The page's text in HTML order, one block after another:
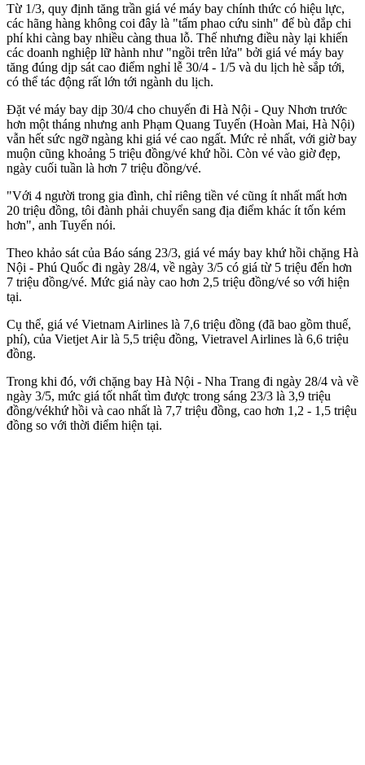
Từ 1/3, quy định tăng trần giá vé máy bay chính thức có hiệu lực,
các hãng hàng không coi đây là "tấm phao cứu sinh" để bù đắp chi
phí khi càng bay nhiều càng thua lỗ. Thế nhưng điều này lại khiến
các doanh nghiệp lữ hành như "ngồi trên lửa" bởi giá vé máy bay
tăng đúng dịp sát cao điểm nghỉ lễ 30/4 - 1/5 và du lịch hè sắp tới,
có thể tác động rất lớn tới ngành du lịch.
Đặt vé máy bay dịp 30/4 cho chuyến đi Hà Nội - Quy Nhơn trước
hơn một tháng nhưng anh Phạm Quang Tuyến (Hoàn Mai, Hà Nội)
vẫn hết sức ngỡ ngàng khi giá vé cao ngất. Mức rẻ nhất, với giờ bay
muộn cũng khoảng 5 triệu đồng/vé khứ hồi. Còn vé vào giờ đẹp,
ngày cuối tuần là hơn 7 triệu đồng/vé.
"Với 4 người trong gia đình, chỉ riêng tiền vé cũng ít nhất mất hơn
20 triệu đồng, tôi đành phải chuyển sang địa điểm khác ít tốn kém
hơn", anh Tuyến nói.
Theo khảo sát của Báo sáng 23/3, giá vé máy bay khứ hồi chặng Hà
Nội - Phú Quốc đi ngày 28/4, về ngày 3/5 có giá từ 5 triệu đến hơn
7 triệu đồng/vé. Mức giá này cao hơn 2,5 triệu đồng/vé so với hiện
tại.
Cụ thể, giá vé Vietnam Airlines là 7,6 triệu đồng (đã bao gồm thuế,
phí), của Vietjet Air là 5,5 triệu đồng, Vietravel Airlines là 6,6 triệu
đồng.
Trong khi đó, với chặng bay Hà Nội - Nha Trang đi ngày 28/4 và về
ngày 3/5, mức giá tốt nhất tìm được trong sáng 23/3 là 3,9 triệu
đồng/vékhứ hồi và cao nhất là 7,7 triệu đồng, cao hơn 1,2 - 1,5 triệu
đồng so với thời điểm hiện tại.